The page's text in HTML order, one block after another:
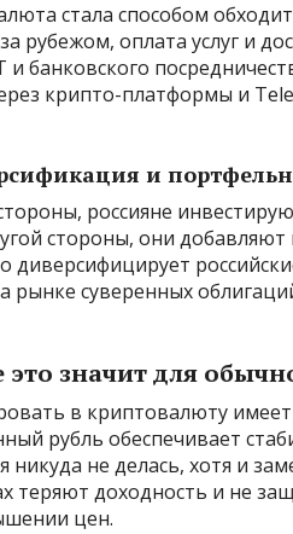
стала способом
рубежом, оплата услуг и
и банковского
крипто-платформы и
и
россияне
стороны, они
диверсифицирует
рынке суверенных
это значит для
в криптовалюту
рубль обеспечивает
никуда не делась, хотя и
теряют доходность и не
цен.